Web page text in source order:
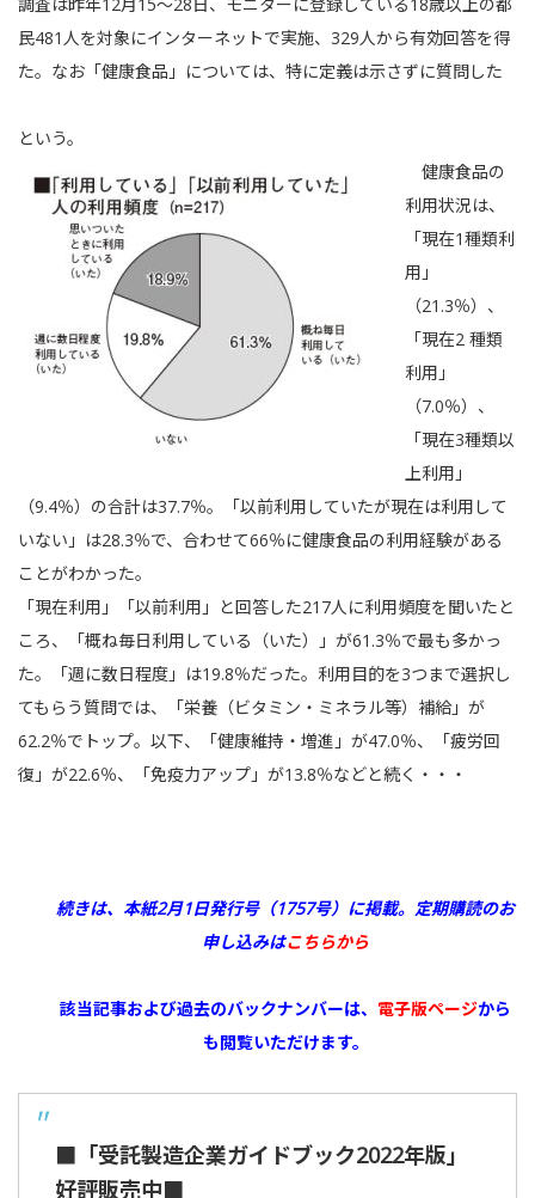
民481人を対象にインターネットで実施、329人から有効回答を得
た。なお「健康食品」については、特に定義は示さずに質問した
という。
健康食品の
利用状況は、
「現在1種類利
用」
（21.3％）、
「現在2 種類
利用」
（7.0％）、
「現在3種類以
上利用」
（9.4％）の合計は37.7％。「以前利用していたが現在は利用して
いない」は28.3％で、合わせて66％に健康食品の利用経験がある
ことがわかった。
「現在利用」「以前利用」と回答した217人に利用頻度を聞いたと
ころ、「概ね毎日利用している（いた）」が61.3％で最も多かっ
た。「週に数日程度」は19.8％だった。利用目的を3つまで選択し
てもらう質問では、「栄養（ビタミン・ミネラル等）補給」が
62.2％でトップ。以下、「健康維持・増進」が47.0％、「疲労回
復」が22.6％、「免疫力アップ」が13.8％などと続く・・・
続きは、本紙2月1日発行号（1757号）に掲載。 定期購読のお
申し込みはこちらから
該当記事および過去のバックナンバーは、 電子版ページから
も閲覧いただけます。
■「受託製造企業ガイドブック2022年版」
好評販売中■